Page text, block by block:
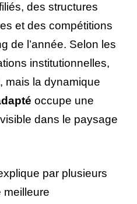
des structures
et des compétitions
de l’année. Selon les
institutionnelles,
mais la dynamique
occupe une
dans le paysage
par plusieurs
meilleure